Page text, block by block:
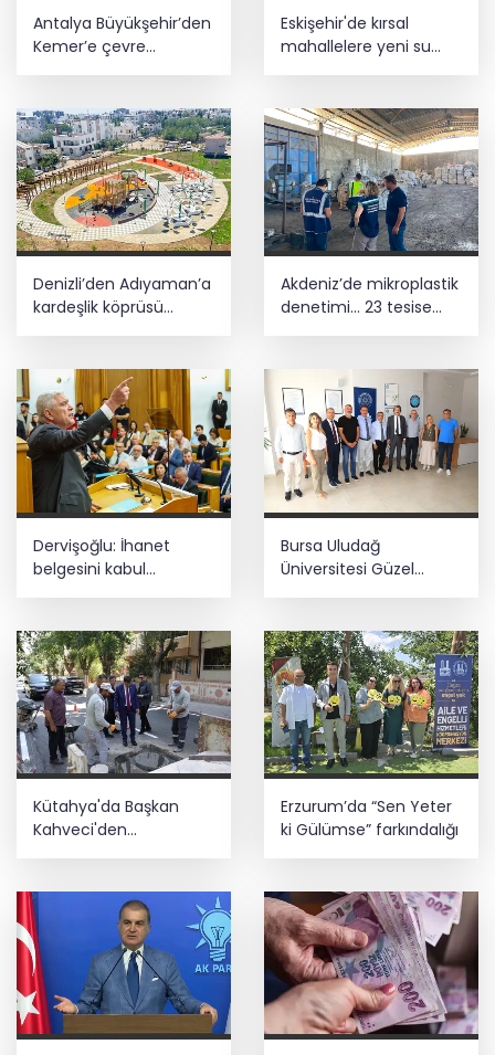
Başkan Aydın, Osmangazi Doğancı’da
talepleri dinledi
Tan Çetinkaya kazandı
Antalya Büyükşehir’den
Kemer’e çevre
düzenleme
Eskişehir'de kırsal
mahallelere yeni su
depoları
Denizli’den Adıyaman’a
kardeşlik köprüsü
kuruldu
Akdeniz’de mikroplastik
denetimi... 23 tesise
47,6 milyon TL ceza!
Dervişoğlu: İhanet
belgesini kabul
Bursa Uludağ
Üniversitesi Güzel
Kütahya'da Başkan
Kahveci'den
çalışmalara yakın
Erzurum’da “Sen Yeter
ki Gülümse” farkındalığı